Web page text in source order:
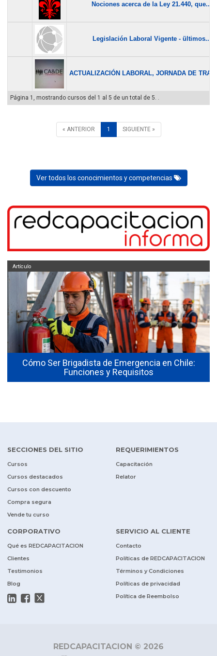
Nociones acerca de la Ley 21.440, que...
Legislación Laboral Vigente - ültimos...
ACTUALIZACIÓN LABORAL, JORNADA DE
Página 1, mostrando cursos del 1 al 5 de un total de 5. .
« ANTERIOR 1 SIGUIENTE »
Ver todos los conocimientos y competencias
Cómo Ser Brigadista de Emergencia en Chile:
Funciones y Requisitos
Artículo
SECCIONES DEL SITIO
Cursos
Cursos destacados
Cursos con descuento
Compra segura
Vende tu curso
REQUERIMIENTOS
Capacitación
Relator
CORPORATIVO
Qué es REDCAPACITACION
Clientes
Testimonios
Blog
SERVICIO AL CLIENTE
Contacto
Políticas de REDCAPACITACION
Términos y Condiciones
Políticas de privacidad
Política de Reembolso
REDCAPACITACION © 2026